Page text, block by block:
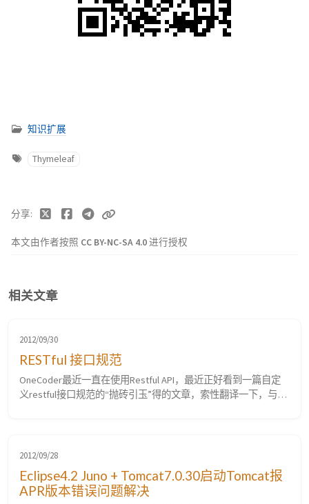
知识扩展
Thymeleaf
本文由作者按照 CC BY-NC-SA 4.0进行授权
分享
相关文章
2012/09/30
RESTful 接口规范
OneCoder最近一直在使用Restful API，最近正好看到一篇自定
义restful接口规范的“抛砖引玉”得的文章，索性翻译一下，与大
restful...
2012/09/28
Eclipse4.2 Juno + Tomcat7.0.30启动Tomcat报
APR版本错误问题解决